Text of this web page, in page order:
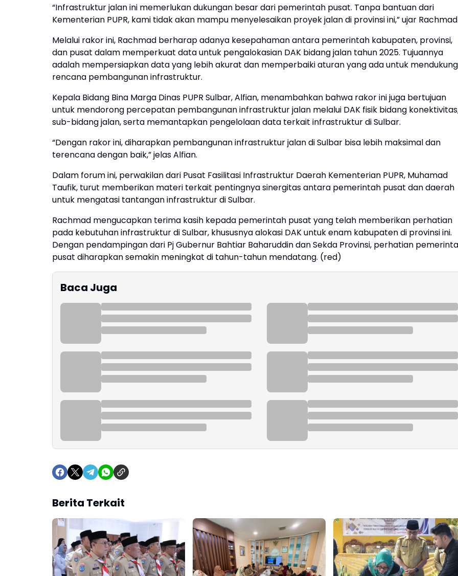
“Infrastruktur jalan ini memerlukan dukungan besar dari pemerintah pusat. Tanpa bantuan dari
Kementerian PUPR, kami tidak akan mampu menyelesaikan proyek jalan di provinsi ini,” ujar
Melalui rakor ini, Rachmad berharap adanya kesepahaman antara pemerintah kabupaten, provinsi,
dan pusat dalam memperkuat data untuk pengalokasian DAK bidang jalan tahun 2025. Tujuannya
adalah mempersiapkan data yang lebih akurat dan memperbaiki aturan yang ada untuk mendukung
rencana pembangunan infrastruktur.
Kepala Bidang Bina Marga Dinas PUPR Sulbar, Alfian, menambahkan bahwa rakor ini juga bertujuan
untuk mendorong percepatan pembangunan infrastruktur jalan melalui DAK fisik bidang
sub-bidang jalan, serta memantapkan pengelolaan data terkait infrastruktur di Sulbar.
“Dengan rakor ini, diharapkan pembangunan infrastruktur jalan di Sulbar bisa lebih maksimal dan
terencana dengan baik,” jelas Alfian.
Dalam forum ini, perwakilan dari Pusat Fasilitasi Infrastruktur Daerah Kementerian PUPR, Muhamad
Taufik, turut memberikan materi terkait pentingnya sinergitas antara pemerintah pusat dan daerah
untuk mengatasi tantangan infrastruktur di Sulbar.
Rachmad mengucapkan terima kasih kepada pemerintah pusat yang telah memberikan perhatian
pada kebutuhan infrastruktur di Sulbar, khususnya alokasi DAK untuk enam kabupaten di provinsi ini.
Dengan pendampingan dari Pj Gubernur Bahtiar Baharuddin dan Sekda Provinsi, perhatian
pusat diharapkan semakin meningkat di tahun-tahun mendatang. (red)
Baca Juga
Berita Terkait